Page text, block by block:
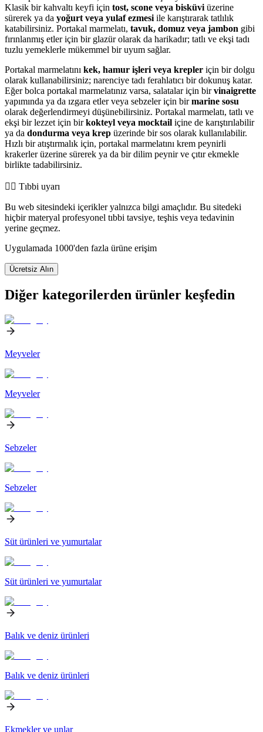
Klasik bir kahvaltı keyfi için tost, scone veya bisküvi üzerine
sürerek ya da yoğurt veya yulaf ezmesi ile karıştırarak tatlılık
katabilirsiniz. Portakal marmelatı, tavuk, domuz veya jambon gibi
fırınlanmış etler için bir glazür olarak da harikadır; tatlı ve ekşi tadı
tuzlu yemeklerle mükemmel bir uyum sağlar.
Portakal marmelatını kek, hamur işleri veya krepler için bir dolgu
olarak kullanabilirsiniz; narenciye tadı ferahlatıcı bir dokunuş katar.
Eğer bolca portakal marmelatınız varsa, salatalar için birvinaigrette
yapımında ya da ızgara etler veya sebzeler için birmarine sosu
olarak değerlendirmeyi düşünebilirsiniz. Portakal marmelatı, tatlı ve
ekşi bir lezzet için birkokteyl veya mocktail içine de karıştırılabilir
ya da dondurma veya krep üzerinde bir sos olarak kullanılabilir.
Hızlı bir atıştırmalık için, portakal marmelatını krem peynirli
krakerler üzerine sürerek ya da bir dilim peynir ve çıtır ekmekle
birlikte tadabilirsiniz.
👨‍⚕️️ Tıbbi uyarı
Bu web sitesindeki içerikler yalnızca bilgi amaçlıdır. Bu sitedeki
hiçbir materyal profesyonel tıbbi tavsiye, teşhis veya tedavinin
yerine geçmez.
Uygulamada 1000'den fazla ürüne erişim
Ücretsiz Alın
Diğer kategorilerden ürünler keşfedin
Meyveler
Meyveler
Sebzeler
Sebzeler
Süt ürünleri ve yumurtalar
Süt ürünleri ve yumurtalar
Balık ve deniz ürünleri
Balık ve deniz ürünleri
Ekmekler ve unlar